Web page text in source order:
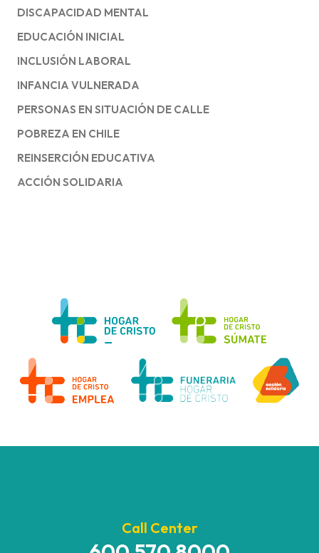
DISCAPACIDAD MENTAL
EDUCACIÓN INICIAL
INCLUSIÓN LABORAL
INFANCIA VULNERADA
PERSONAS EN SITUACIÓN DE CALLE
POBREZA EN CHILE
REINSERCIÓN EDUCATIVA
ACCIÓN SOLIDARIA
Call Center